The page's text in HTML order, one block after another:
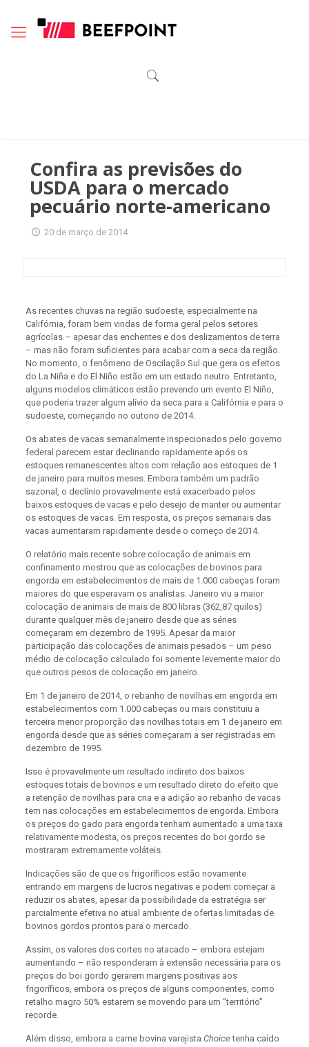
Confira as previsões do
USDA para o mercado
pecuário norte-americano
20 de março de 2014
As recentes chuvas na região sudoeste, especialmente na
Califórnia, foram bem vindas de forma geral pelos setores
agrícolas – apesar das enchentes e dos deslizamentos de terra
– mas não foram suficientes para acabar com a seca da região.
No momento, o fenômeno de Oscilação Sul que gera os efeitos
do La Niña e do El Niño estão em um estado neutro. Entretanto,
alguns modelos climáticos estão prevendo um evento El Niño,
que poderia trazer algum alívio da seca para a Califórnia e para o
sudoeste, começando no outono de 2014.
Os abates de vacas semanalmente inspecionados pelo governo
federal parecem estar declinando rapidamente após os
estoques remanescentes altos com relação aos estoques de 1
de janeiro para muitos meses. Embora também um padrão
sazonal, o declínio provavelmente está exacerbado pelos
baixos estoques de vacas e pelo desejo de manter ou aumentar
os estoques de vacas. Em resposta, os preços semanais das
vacas aumentaram rapidamente desde o começo de 2014.
O relatório mais recente sobre colocação de animais em
confinamento mostrou que as colocações de bovinos para
engorda em estabelecimentos de mais de 1.000 cabeças foram
maiores do que esperavam os analistas. Janeiro viu a maior
colocação de animais de mais de 800 libras (362,87 quilos)
durante qualquer mês de janeiro desde que as séries
começaram em dezembro de 1995. Apesar da maior
participação das colocações de animais pesados – um peso
médio de colocação calculado foi somente levemente maior do
que outros pesos de colocação em janeiro.
Em 1 de janeiro de 2014, o rebanho de novilhas em engorda em
estabelecimentos com 1.000 cabeças ou mais constituiu a
terceira menor proporção das novilhas totais em 1 de janeiro em
engorda desde que as séries começaram a ser registradas em
dezembro de 1995.
Isso é provavelmente um resultado indireto dos baixos
estoques totais de bovinos e um resultado direto do efeito que
a retenção de novilhas para cria e a adição ao rebanho de vacas
tem nas colocações em estabelecimentos de engorda. Embora
os preços do gado para engorda tenham aumentado a uma taxa
relativamente modesta, os preços recentes do boi gordo se
mostraram extremamente voláteis.
Indicações são de que os frigoríficos estão novamente
entrando em margens de lucros negativas e podem começar a
reduzir os abates, apesar da possibilidade da estratégia ser
parcialmente efetiva no atual ambiente de ofertas limitadas de
bovinos gordos prontos para o mercado.
Assim, os valores dos cortes no atacado – embora estejam
aumentando – não responderam à extensão necessária para os
preços do boi gordo gerarem margens positivas aos
frigoríficos, embora os preços de alguns componentes, como
retalho magro 50% estarem se movendo para um “território”
recorde.
Além disso, embora a carne bovina varejista Choicetenha caído